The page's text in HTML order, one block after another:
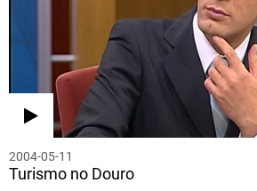
2004-05-11
Turismo no Douro